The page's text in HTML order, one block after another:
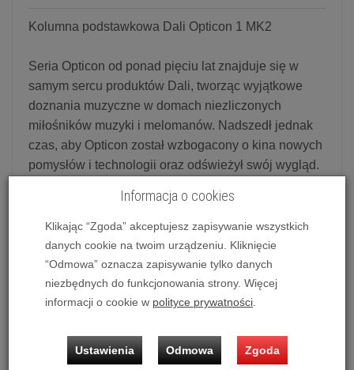
Kolumna podstawkowa Dali Opticon 1 MK2
Seria Opticon od ponad pięciu lat znajduje się w
samym sercu produktów Dali, tworząc wyjątkowe
doznania muzyczne w domach niezliczonych
miłośników muzyki i melomanów. Nadszedł jednak
czas, aby Opticon został wzbogacony o kina nowych
pomysłów i technologii oraz odświeżył swój wygląd.
Skuteczna zmiana i udoskonalenie tak cenionej serii
o wysokich parametrach, jak Opticon, wymagała
starannego wyważenia pomiędzy poprawą
istniejącej techniki, estetyki i wydajności, nie
pogarszając, a nawet nie tracąc cech, które działały
tak dobrze w pierwszej odsłonie głośników.
zmian po bardziej fundamentalne modyfikacje.
Wszystko zostało wdrożone ze stałym naciskiem na
Informacja o cookies
Klikając “Zgoda” akceptujesz zapisywanie wszystkich
danych cookie na twoim urządzeniu. Kliknięcie
“Odmowa” oznacza zapisywanie tylko danych
niezbędnych do funkcjonowania strony. Więcej
informacji o cookie w polityce prywatności
Ustawienia Odmowa Zgoda